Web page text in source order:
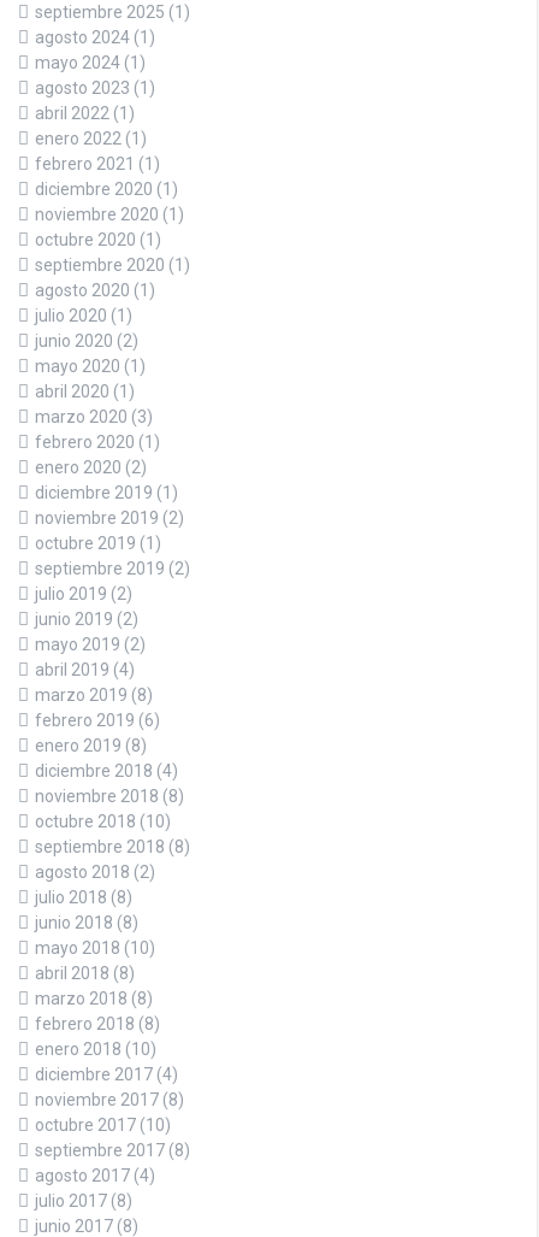
septiembre 2025 (1)
agosto 2024 (1)
mayo 2024 (1)
agosto 2023 (1)
abril 2022 (1)
enero 2022 (1)
febrero 2021 (1)
diciembre 2020 (1)
noviembre 2020 (1)
octubre 2020 (1)
septiembre 2020 (1)
agosto 2020 (1)
julio 2020 (1)
junio 2020 (2)
mayo 2020 (1)
abril 2020 (1)
marzo 2020 (3)
febrero 2020 (1)
enero 2020 (2)
diciembre 2019 (1)
noviembre 2019 (2)
octubre 2019 (1)
septiembre 2019 (2)
julio 2019 (2)
junio 2019 (2)
mayo 2019 (2)
abril 2019 (4)
marzo 2019 (8)
febrero 2019 (6)
enero 2019 (8)
diciembre 2018 (4)
noviembre 2018 (8)
octubre 2018 (10)
septiembre 2018 (8)
agosto 2018 (2)
julio 2018 (8)
junio 2018 (8)
mayo 2018 (10)
abril 2018 (8)
marzo 2018 (8)
febrero 2018 (8)
enero 2018 (10)
diciembre 2017 (4)
noviembre 2017 (8)
octubre 2017 (10)
septiembre 2017 (8)
agosto 2017 (4)
julio 2017 (8)
junio 2017 (8)